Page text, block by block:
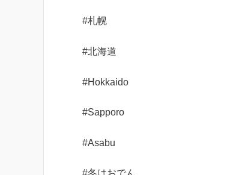
#札幌
#北海道
#Hokkaido
#Sapporo
#Asabu